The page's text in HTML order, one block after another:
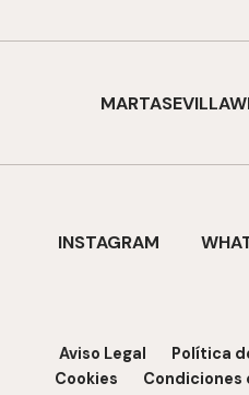
INSTAGRAM
Aviso Legal Política
Cookies
Condiciones